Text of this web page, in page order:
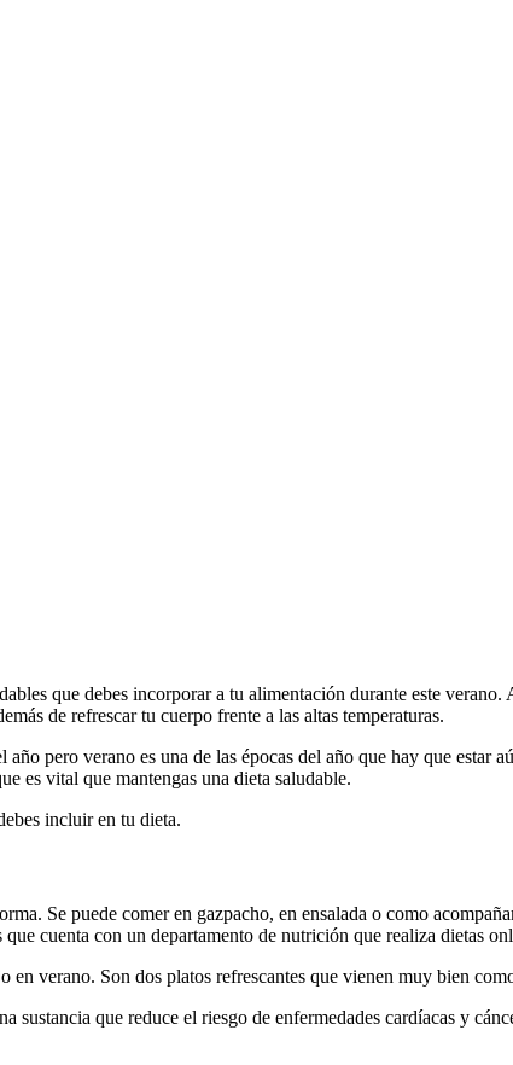
que debes incorporar a tu alimentación durante este
de refrescar tu cuerpo frente a las altas temperaturas.
pero verano es una de las épocas del año que hay que estar
es vital que mantengas una dieta saludable.
incluir en tu dieta.
Se puede comer en gazpacho, en ensalada o como
cuenta con un departamento de nutrición que realiza dietas
en verano. Son dos platos refrescantes que vienen muy bien
sustancia que reduce el riesgo de enfermedades cardíacas y